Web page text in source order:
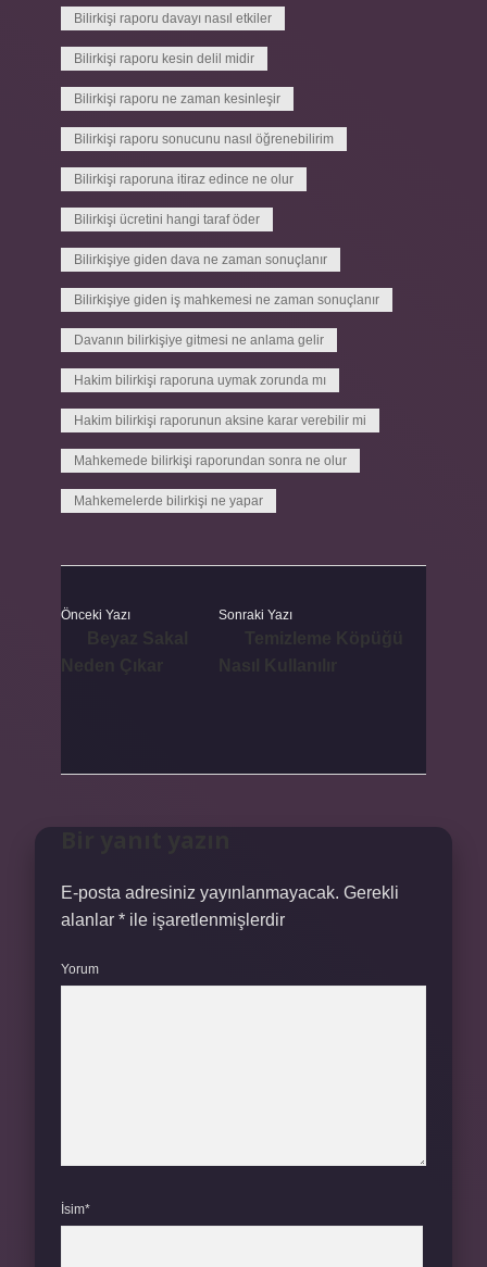
Bilirkişi raporu davayı nasıl etkiler
Bilirkişi raporu kesin delil midir
Bilirkişi raporu ne zaman kesinleşir
Bilirkişi raporu sonucunu nasıl öğrenebilirim
Bilirkişi raporuna itiraz edince ne olur
Bilirkişi ücretini hangi taraf öder
Bilirkişiye giden dava ne zaman sonuçlanır
Bilirkişiye giden iş mahkemesi ne zaman sonuçlanır
Davanın bilirkişiye gitmesi ne anlama gelir
Hakim bilirkişi raporuna uymak zorunda mı
Hakim bilirkişi raporunun aksine karar verebilir mi
Mahkemede bilirkişi raporundan sonra ne olur
Mahkemelerde bilirkişi ne yapar
Önceki Yazı Sonraki Yazı
E-posta adresiniz yayınlanmayacak. Gerekli
alanlar * ile işaretlenmişlerdir
Yorum
İsim*